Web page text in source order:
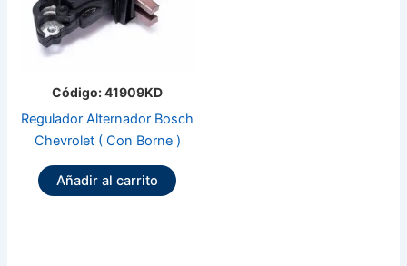
Código: 41909KD
Regulador Alternador Bosch
Chevrolet ( Con Borne )
Añadir al carrito